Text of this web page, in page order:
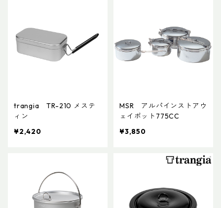
trangia TR-210 メステ
ィン
¥2,420
MSR アルパインストアウ
ェイポット775CC
¥3,850